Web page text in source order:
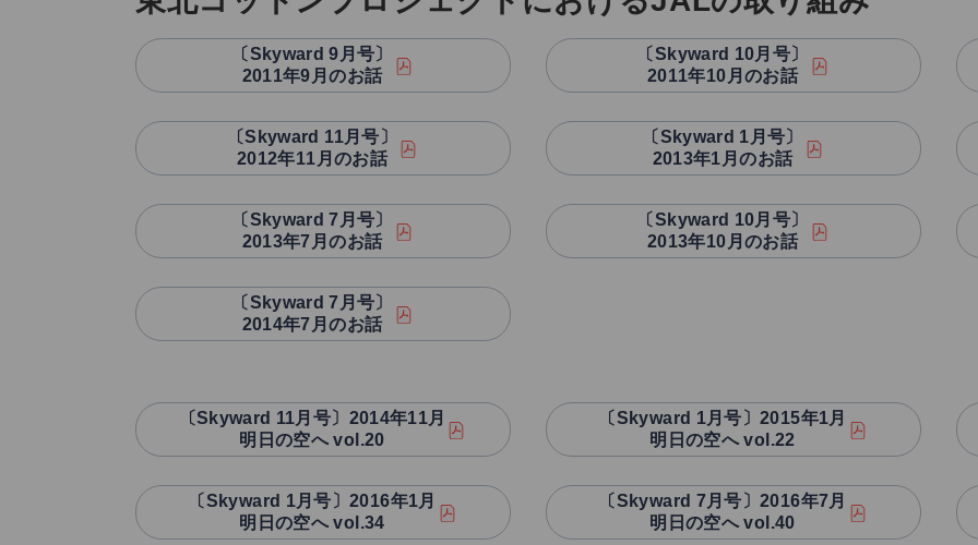
〔Skyward 9月号〕
2011年9月のお話
〔Skyward 10月号〕
2011年10月のお話
〔Skyward 11月号〕
2012年11月のお話
〔Skyward 1月号〕
2013年1月のお話
〔Skyward 7月号〕
2013年7月のお話
〔Skyward 10月号〕
2013年10月のお話
〔Skyward 7月号〕
2014年7月のお話
〔Skyward 11月号〕2014年11月
明日の空へ vol.20
〔Skyward 1月号〕2015年1月
明日の空へ vol.22
〔Skyward 1月号〕2016年1月
明日の空へ vol.34
〔Skyward 7月号〕2016年7月
明日の空へ vol.40